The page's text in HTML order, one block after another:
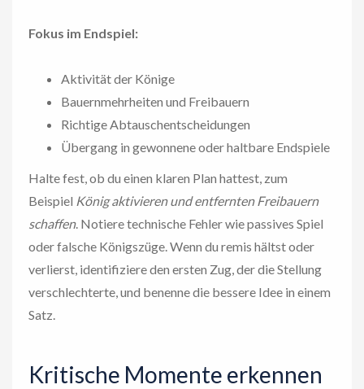
Fokus im Endspiel:
Aktivität der Könige
Bauernmehrheiten und Freibauern
Richtige Abtauschentscheidungen
Übergang in gewonnene oder haltbare Endspiele
Halte fest, ob du einen klaren Plan hattest, zum
Beispiel König aktivieren und entfernten Freibauern
schaffen. Notiere technische Fehler wie passives Spiel
oder falsche Königszüge. Wenn du remis hältst oder
verlierst, identifiziere den ersten Zug, der die Stellung
verschlechterte, und benenne die bessere Idee in einem
Satz.
Kritische Momente erkennen